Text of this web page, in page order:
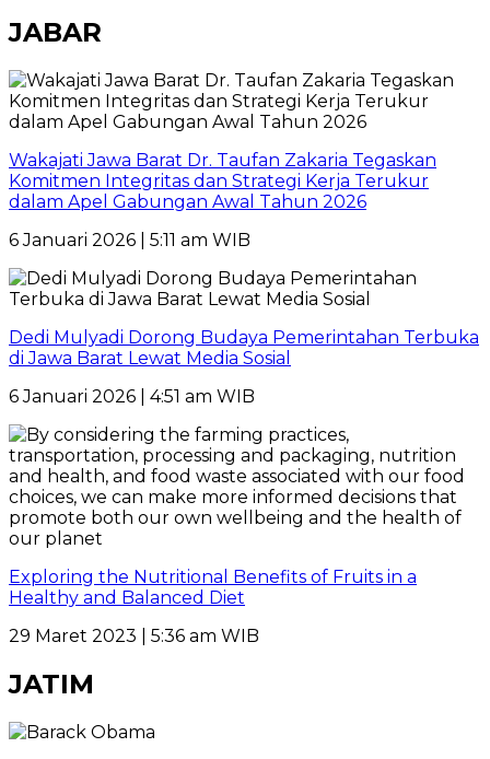
JABAR
Wakajati Jawa Barat Dr. Taufan Zakaria Tegaskan
Komitmen Integritas dan Strategi Kerja Terukur
dalam Apel Gabungan Awal Tahun 2026
6 Januari 2026 | 5:11 am WIB
Dedi Mulyadi Dorong Budaya Pemerintahan Terbuka
di Jawa Barat Lewat Media Sosial
6 Januari 2026 | 4:51 am WIB
Exploring the Nutritional Benefits of Fruits in a
Healthy and Balanced Diet
29 Maret 2023 | 5:36 am WIB
JATIM